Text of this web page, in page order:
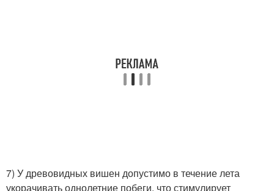
7) У древовидных вишен допустимо в течение лета
укорачивать однолетние побеги, что стимулирует